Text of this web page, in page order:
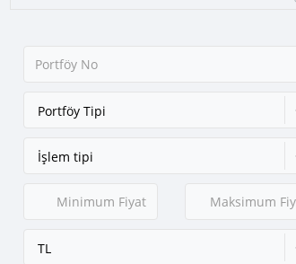
Portföy Tipi
İşlem tipi
TL